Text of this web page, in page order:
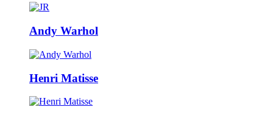
Andy Warhol
Henri Matisse